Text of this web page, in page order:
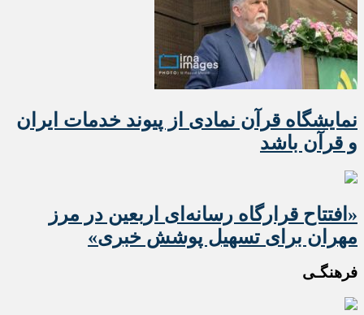
نمایشگاه قرآن نمادی از پیوند خدمات ایران
و قرآن باشد
«افتتاح قرارگاه رسانه‌ای اربعین در مرز
مهران برای تسهیل پوشش خبری»
فرهنگـی